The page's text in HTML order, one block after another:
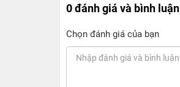
0 đánh giá và bình luận
Chọn đánh giá của bạn